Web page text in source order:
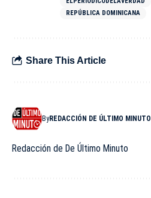
REPÚBLICA DOMINICANA
Share This Article
ByREDACCIÓN DE ÚLTIMO MINUTO
Redacción de De Último Minuto